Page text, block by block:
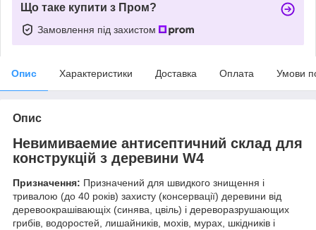
Що таке купити з Пром?
Замовлення під захистом
Опис Характеристики Доставка Оплата Умови
Опис
Невимиваемие антисептичний склад для
конструкцій з деревини W4
Призначення: Призначений для швидкого знищення і
тривалою (до 40 років) захисту (консервації) деревини від
деревоокрашівающіх (синява, цвіль) і дереворазрушающих
грибів, водоростей, лишайників, мохів, мурах, шкідників і